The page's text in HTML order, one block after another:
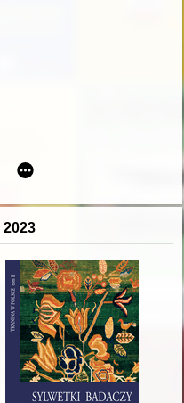
in 16th-18th
2023